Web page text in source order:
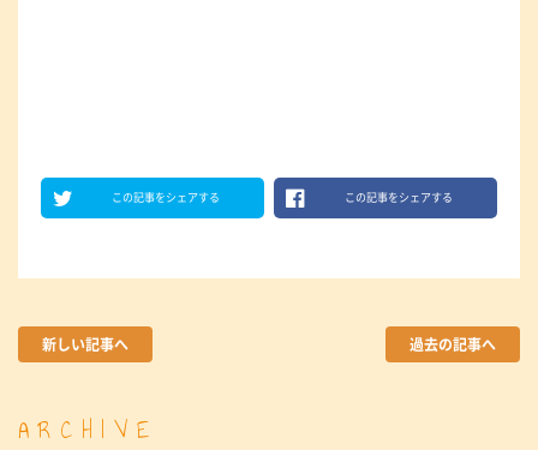
この記事をシェアする この記事をシェアする
新しい記事へ 過去の記事へ
ARCHIVE